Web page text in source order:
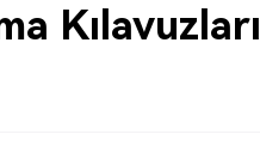
Kılavuzları